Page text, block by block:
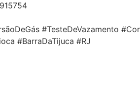
#TesteDeVazamento
#BarraDaTijuca #RJ